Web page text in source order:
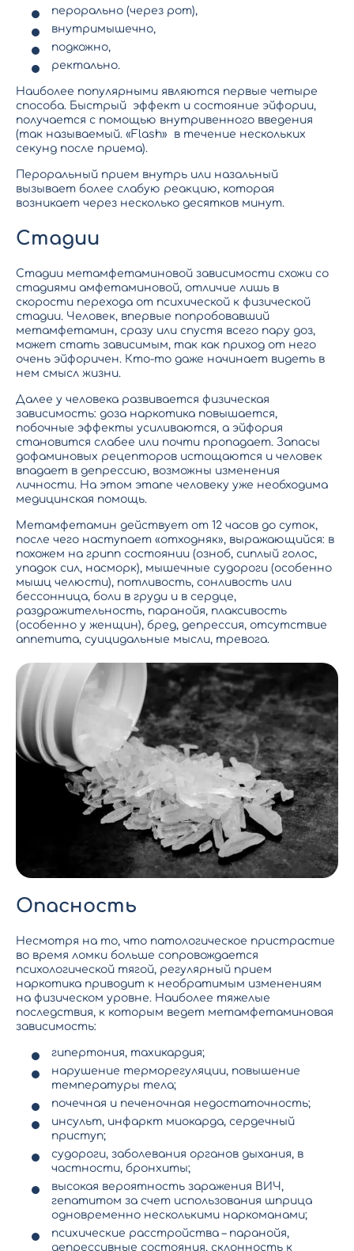
перорально (через рот),
внутримышечно,
подкожно,
ректально.
Наиболее популярными являются первые четыре
способа. Быстрый эффект и состояние эйфории,
получается с помощью внутривенного введения
(так называемый. «Flash» в течение нескольких
секунд после приема).
Пероральный прием внутрь или назальный
вызывает более слабую реакцию, которая
возникает через несколько десятков минут.
Стадии
Стадии метамфетаминовой зависимости схожи со
стадиями амфетаминовой, отличие лишь в
скорости перехода от психической к физической
стадии. Человек, впервые попробовавший
метамфетамин, сразу или спустя всего пару доз,
может стать зависимым, так как приход от него
очень эйфоричен. Кто-то даже начинает видеть в
нем смысл жизни.
Далее у человека развивается физическая
зависимость: доза наркотика повышается,
побочные эффекты усиливаются, а эйфория
становится слабее или почти пропадает. Запасы
дофаминовых рецепторов истощаются и человек
впадает в депрессию, возможны изменения
личности. На этом этапе человеку уже необходима
медицинская помощь.
Метамфетамин действует от 12 часов до суток,
после чего наступает «отходняк», выражающийся: в
похожем на грипп состоянии (озноб, сиплый голос,
упадок сил, насморк), мышечные судороги (особенно
мышц челюсти), потливость, сонливость или
бессонница, боли в груди и в сердце,
раздражительность, паранойя, плаксивость
(особенно у женщин), бред, депрессия, отсутствие
аппетита, суицидальные мысли, тревога.
Опасность
Несмотря на то, что патологическое пристрастие
во время ломки больше сопровождается
психологической тягой, регулярный прием
наркотика приводит к необратимым изменениям
на физическом уровне. Наиболее тяжелые
последствия, к которым ведет метамфетаминовая
зависимость:
гипертония, тахикардия;
нарушение терморегуляции, повышение
температуры тела;
почечная и печеночная недостаточность;
инсульт, инфаркт миокарда, сердечный
приступ;
судороги, заболевания органов дыхания, в
частности, бронхиты;
высокая вероятность заражения ВИЧ,
гепатитом за счет использования шприца
одновременно несколькими наркоманами;
психические расстройства – паранойя,
депрессивные состояния, склонность к